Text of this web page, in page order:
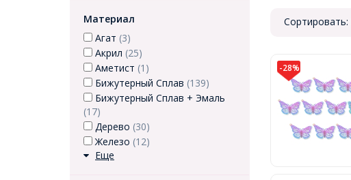
Материал
Агат (3)
Акрил (25)
Аметист (1)
Бижутерный Сплав (139)
Бижутерный Сплав + Эмаль
(17)
Дерево (30)
Железо (12)
Еще
Сортировать:
-28%